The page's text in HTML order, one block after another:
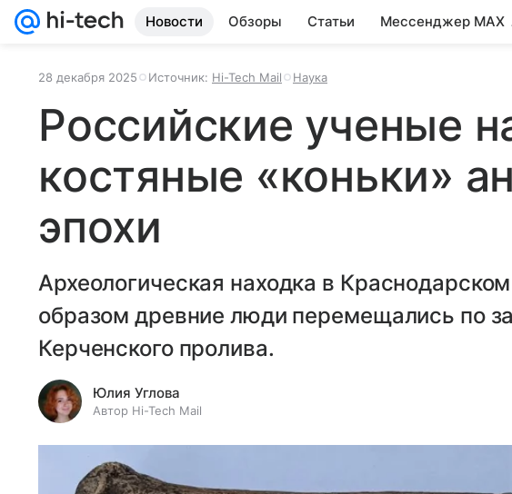
Новости Обзоры Статьи Мессенджер MAX
28 декабря 2025 Источник: Hi-Tech Mail Наука
Российские ученые
костяные «коньки»
эпохи
Археологическая находка в
образом древние люди перемещались по
Керченского пролива.
Юлия Углова
Автор Hi-Tech Mail